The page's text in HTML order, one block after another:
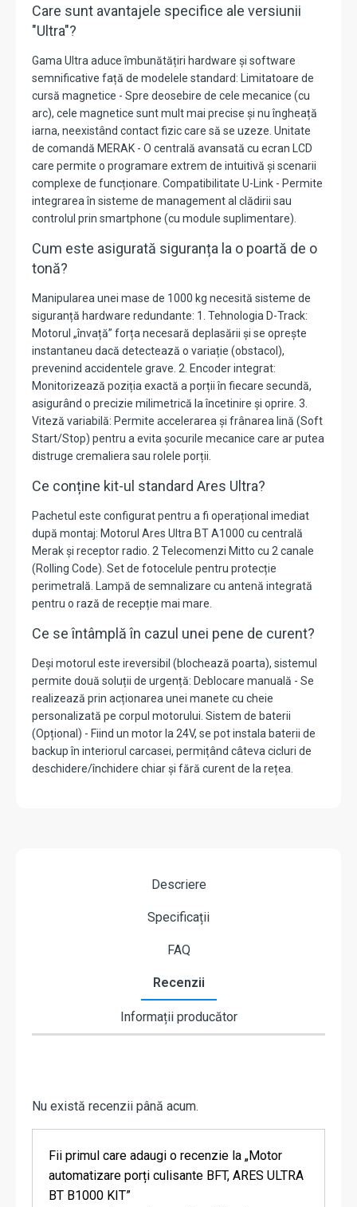
Care sunt avantajele specifice ale versiunii
"Ultra"?
Gama Ultra aduce îmbunătățiri hardware și software
semnificative față de modelele standard: Limitatoare de
cursă magnetice - Spre deosebire de cele mecanice (cu
arc), cele magnetice sunt mult mai precise și nu îngheață
iarna, neexistând contact fizic care să se uzeze. Unitate
de comandă MERAK - O centrală avansată cu ecran LCD
care permite o programare extrem de intuitivă și scenarii
complexe de funcționare. Compatibilitate U-Link - Permite
integrarea în sisteme de management al clădirii sau
controlul prin smartphone (cu module suplimentare).
Cum este asigurată siguranța la o poartă de o
tonă?
Manipularea unei mase de 1000 kg necesită sisteme de
siguranță hardware redundante: 1. Tehnologia D-Track:
Motorul „învață” forța necesară deplasării și se oprește
instantaneu dacă detectează o variație (obstacol),
prevenind accidentele grave. 2. Encoder integrat:
Monitorizează poziția exactă a porții în fiecare secundă,
asigurând o precizie milimetrică la încetinire și oprire. 3.
Viteză variabilă: Permite accelerarea și frânarea lină (Soft
Start/Stop) pentru a evita șocurile mecanice care ar putea
distruge cremaliera sau rolele porții.
Ce conține kit-ul standard Ares Ultra?
Pachetul este configurat pentru a fi operațional imediat
după montaj: Motorul Ares Ultra BT A1000 cu centrală
Merak și receptor radio. 2 Telecomenzi Mitto cu 2 canale
(Rolling Code). Set de fotocelule pentru protecție
perimetrală. Lampă de semnalizare cu antenă integrată
pentru o rază de recepție mai mare.
Ce se întâmplă în cazul unei pene de curent?
Deși motorul este ireversibil (blochează poarta), sistemul
permite două soluții de urgență: Deblocare manuală - Se
realizează prin acționarea unei manete cu cheie
personalizată pe corpul motorului. Sistem de baterii
(Opțional) - Fiind un motor la 24V, se pot instala baterii de
backup în interiorul carcasei, permițând câteva cicluri de
deschidere/închidere chiar și fără curent de la rețea.
Descriere
Specificații
FAQ
Recenzii
Informații producător
Nu există recenzii până acum.
Fii primul care adaugi o recenzie la „Motor
automatizare porți culisante BFT, ARES ULTRA
BT B1000 KIT”